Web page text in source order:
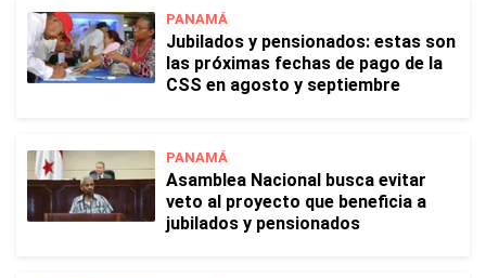
PANAMÁ
Jubilados y pensionados: estas son
las próximas fechas de pago de la
CSS en agosto y septiembre
PANAMÁ
Asamblea Nacional busca evitar
veto al proyecto que beneficia a
jubilados y pensionados